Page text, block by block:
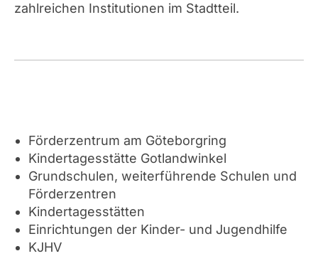
zahlreichen Institutionen im Stadtteil.
Förderzentrum am Göteborgring
Kindertagesstätte Gotlandwinkel
Grundschulen, weiterführende Schulen und
Förderzentren
Kindertagesstätten
Einrichtungen der Kinder- und Jugendhilfe
KJHV